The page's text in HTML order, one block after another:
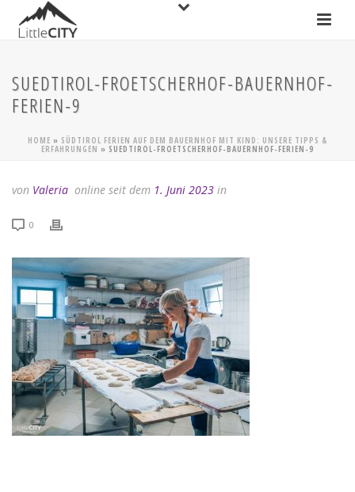
SUEDTIROL-FROETSCHERHOF-BAUERNHOF-
FERIEN-9
HOME » SÜDTIROL FERIEN AUF DEM BAUERNHOF MIT KIND: UNSERE TIPPS &
ERFAHRUNGEN » SUEDTIROL-FROETSCHERHOF-BAUERNHOF-FERIEN-9
von Valeria online seit dem 1. Juni 2023 in
0